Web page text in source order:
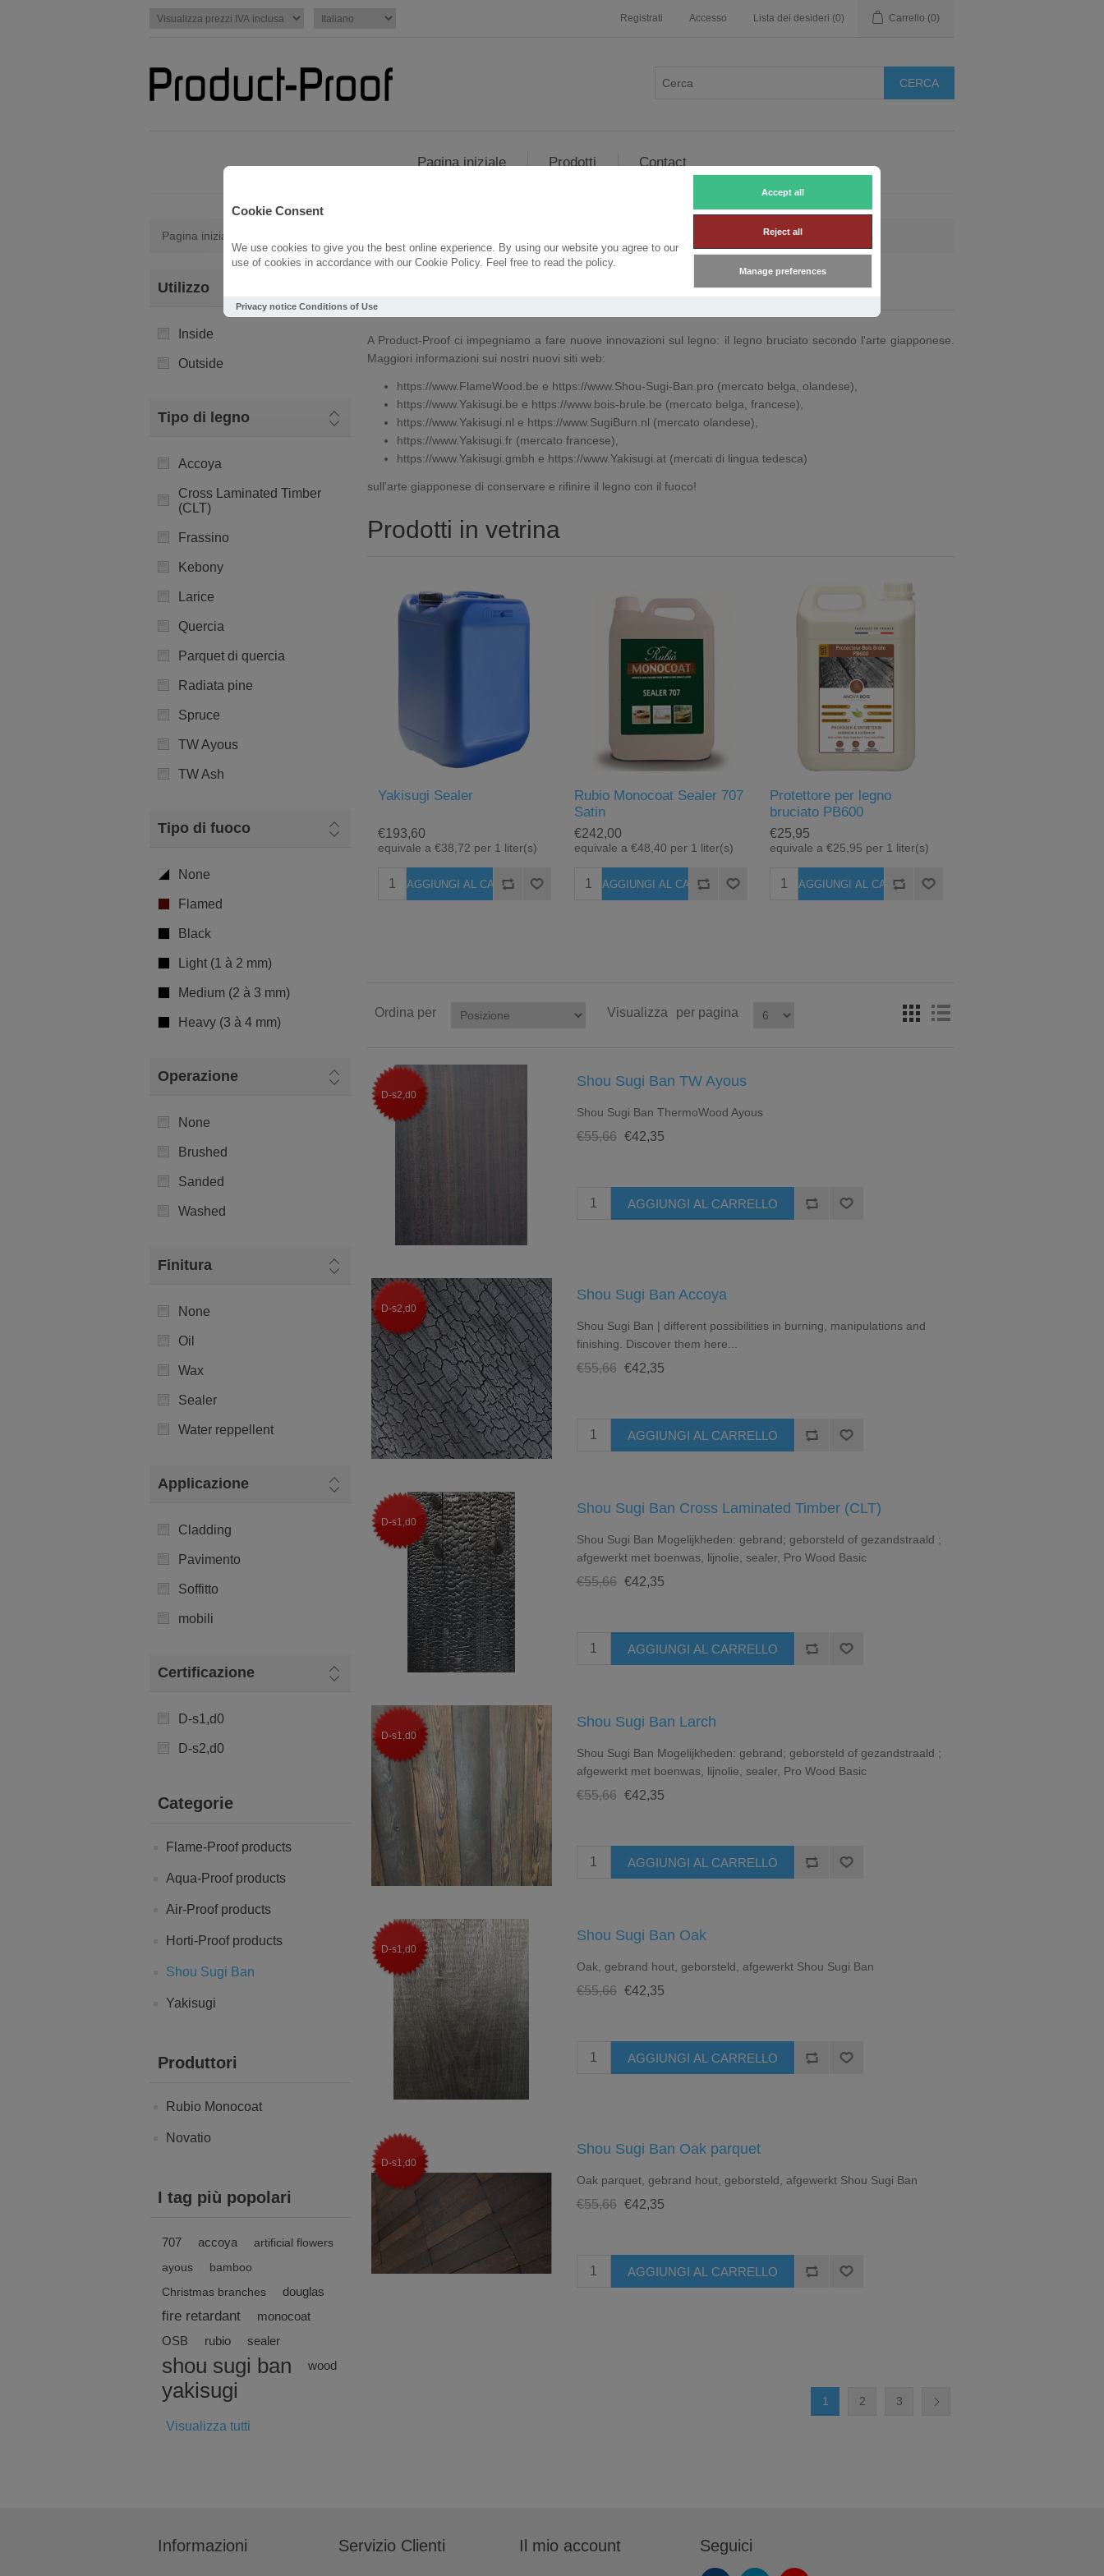
Cookie Consent
We use cookies to give you the best online experience. By using our website you agree to our
use of cookies in accordance with our Cookie Policy. Feel free to read the policy.
Accept all
Reject all
Manage preferences
Privacy notice Conditions of Use
Registrati Accesso Lista dei desideri (0) Carrello (0)
Pagina iniziale Prodotti Contact
Pagina iniziale
Utilizzo
Inside
Outside
Tipo di legno
Accoya
Cross Laminated Timber
(CLT)
Frassino
Kebony
Larice
Quercia
Parquet di quercia
Radiata pine
Spruce
TW Ayous
TW Ash
Tipo di fuoco
None
Flamed
Black
Light (1 à 2 mm)
Medium (2 à 3 mm)
Heavy (3 à 4 mm)
Operazione
None
Brushed
Sanded
Washed
Finitura
None
Oil
Wax
Sealer
Water reppellent
Applicazione
Cladding
Pavimento
Soffitto
mobili
Certificazione
D-s1,d0
D-s2,d0
Categorie
Flame-Proof products
Aqua-Proof products
Air-Proof products
Horti-Proof products
Shou Sugi Ban
Yakisugi
Produttori
Rubio Monocoat
Novatio
I tag più popolari
707 accoya
artificial flowers
ayous
bamboo
Christmas branches
douglas
fire retardant
monocoat
OSB
rubio sealer
shou sugi ban wood
yakisugi
Visualizza tutti
A Product-Proof ci impegniamo a fare nuove innovazioni sul legno: il legno bruciato secondo l'arte giapponese.
Maggiori informazioni sui nostri nuovi siti web:
https://www.FlameWood.be e https://www.Shou-Sugi-Ban.pro (mercato belga, olandese),
https://www.Yakisugi.be e https://www.bois-brule.be (mercato belga, francese),
https://www.Yakisugi.nl e https://www.SugiBurn.nl (mercato olandese),
https://www.Yakisugi.fr(mercato francese),
https://www.Yakisugi.gmbh e https://www.Yakisugi.at(mercati di lingua tedesca)
sull'arte giapponese di conservare e rifinire il legno con il fuoco!
Prodotti in vetrina
Yakisugi Sealer
€193,60
equivale a €38,72 per 1 liter(s)
Rubio Monocoat Sealer 707
Satin
€242,00
equivale a €48,40 per 1 liter(s)
Protettore per legno
bruciato PB600
€25,95
equivale a €25,95 per 1 liter(s)
Ordina per Visualizza per pagina
D-s2,d0
Shou Sugi Ban TW Ayous
Shou Sugi Ban ThermoWood Ayous
€55,66 €42,35
D-s2,d0
Shou Sugi Ban Accoya
Shou Sugi Ban | different possibilities in burning, manipulations and
finishing. Discover them here...
€55,66 €42,35
D-s1,d0
Shou Sugi Ban Cross Laminated Timber (CLT)
Shou Sugi Ban Mogelijkheden: gebrand; geborsteld of gezandstraald ;
afgewerkt met boenwas, lijnolie, sealer, Pro Wood Basic
€55,66 €42,35
D-s1,d0
Shou Sugi Ban Larch
Shou Sugi Ban Mogelijkheden: gebrand; geborsteld of gezandstraald ;
afgewerkt met boenwas, lijnolie, sealer, Pro Wood Basic
€55,66 €42,35
D-s1,d0
Shou Sugi Ban Oak
Oak, gebrand hout, geborsteld, afgewerkt Shou Sugi Ban
€55,66 €42,35
D-s1,d0
Shou Sugi Ban Oak parquet
Oak parquet, gebrand hout, geborsteld, afgewerkt Shou Sugi Ban
€55,66 €42,35
1 2 3
Informazioni Servizio Clienti Il mio account Seguici